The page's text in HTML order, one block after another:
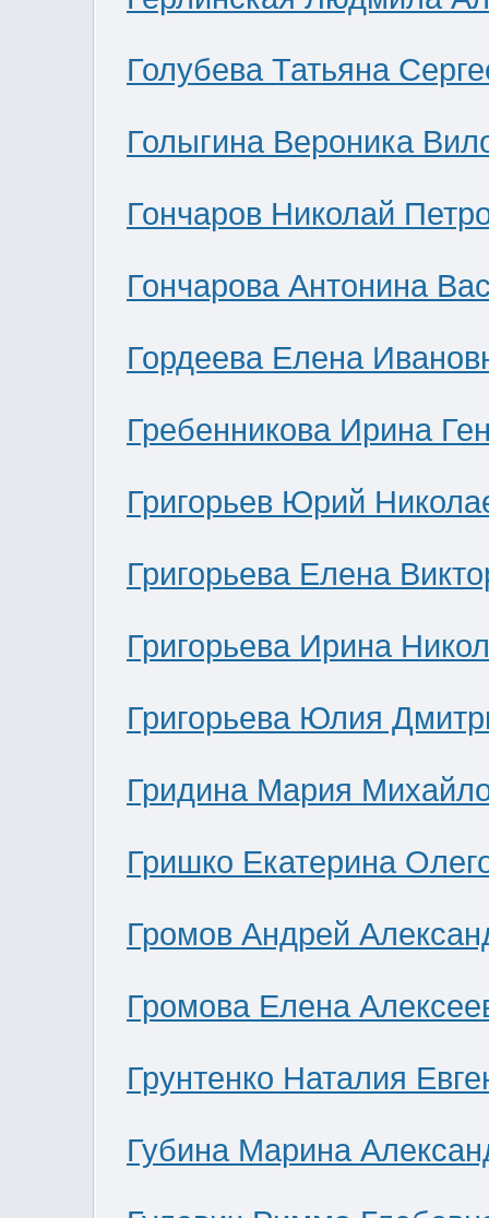
Голубева Татьяна
Голыгина Вероника
Гончаров Николай
Гончарова Антонина
Гордеева Елена
Гребенникова Ирина
Григорьев Юрий
Григорьева Елена
Григорьева Ирина
Григорьева Юлия
Гридина Мария
Гришко Екатерина
Громов Андрей
Громова Елена
Грунтенко Наталия
Губина Марина